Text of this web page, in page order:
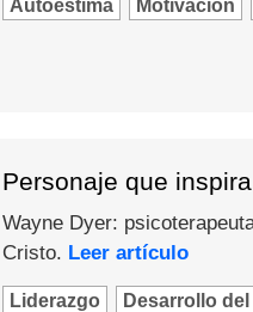
Autoestima Motivación
Personaje que
Wayne Dyer:
Cristo. Leer artículo
Liderazgo Desarrollo